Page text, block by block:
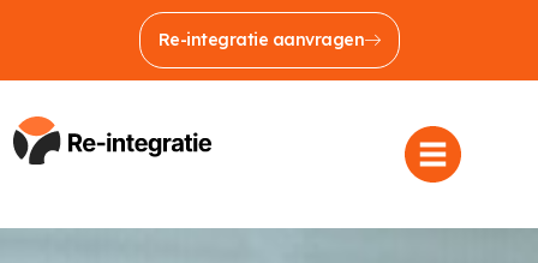
Re-integratie aanvragen